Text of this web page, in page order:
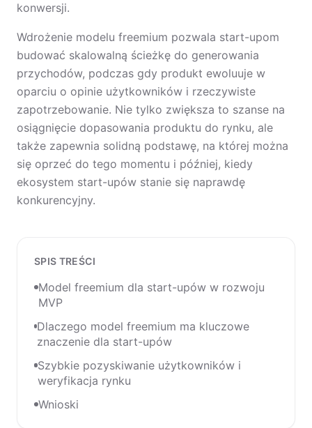
konwersji.
Wdrożenie modelu freemium pozwala start-upom
budować skalowalną ścieżkę do generowania
przychodów, podczas gdy produkt ewoluuje w
oparciu o opinie użytkowników i rzeczywiste
zapotrzebowanie. Nie tylko zwiększa to szanse na
osiągnięcie dopasowania produktu do rynku, ale
także zapewnia solidną podstawę, na której można
się oprzeć do tego momentu i później, kiedy
ekosystem start-upów stanie się naprawdę
konkurencyjny.
SPIS TREŚCI
Model freemium dla start-upów w rozwoju
MVP
Dlaczego model freemium ma kluczowe
znaczenie dla start-upów
Szybkie pozyskiwanie użytkowników i
weryfikacja rynku
Wnioski